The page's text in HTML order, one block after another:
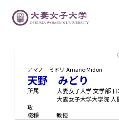
アマノ ミドリ Amano Midori
天野 みどり
所属
大妻女子大学 文学部
大妻女子大学大学院
攻
職種
教授